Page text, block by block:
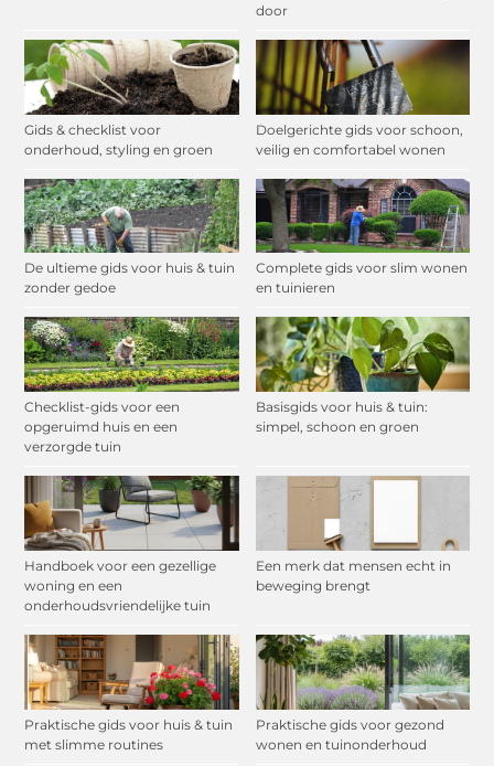
door
Gids & checklist voor
onderhoud, styling en groen
Doelgerichte gids voor schoon,
veilig en comfortabel wonen
De ultieme gids voor huis & tuin
zonder gedoe
Complete gids voor slim wonen
en tuinieren
Checklist-gids voor een
opgeruimd huis en een
verzorgde tuin
Basisgids voor huis & tuin:
simpel, schoon en groen
Handboek voor een gezellige
woning en een
onderhoudsvriendelijke tuin
Een merk dat mensen echt in
beweging brengt
Praktische gids voor huis & tuin
met slimme routines
Praktische gids voor gezond
wonen en tuinonderhoud